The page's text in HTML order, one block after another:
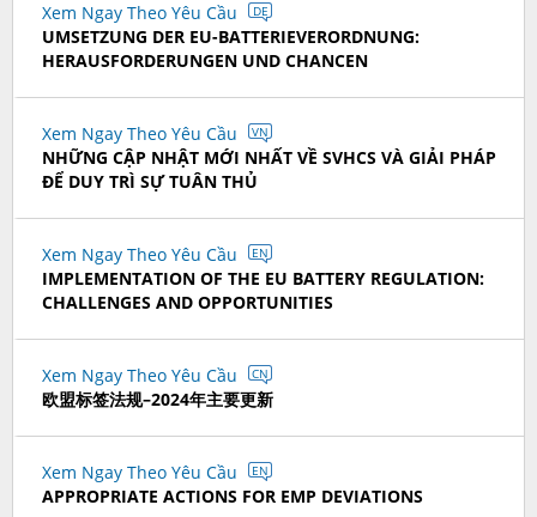
Xem Ngay Theo Yêu Cầu DE
UMSETZUNG DER EU-BATTERIEVERORDNUNG:
HERAUSFORDERUNGEN UND CHANCEN
Xem Ngay Theo Yêu Cầu VN
NHỮNG CẬP NHẬT MỚI NHẤT VỀ SVHCS VÀ GIẢI PHÁP
ĐỂ DUY TRÌ SỰ TUÂN THỦ
Xem Ngay Theo Yêu Cầu EN
IMPLEMENTATION OF THE EU BATTERY REGULATION:
CHALLENGES AND OPPORTUNITIES
Xem Ngay Theo Yêu Cầu CN
欧盟标签法规–2024年主要更新
Xem Ngay Theo Yêu Cầu EN
APPROPRIATE ACTIONS FOR EMP DEVIATIONS